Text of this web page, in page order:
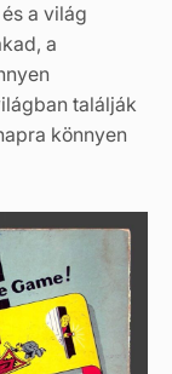
a világ
a
találják
könnyen